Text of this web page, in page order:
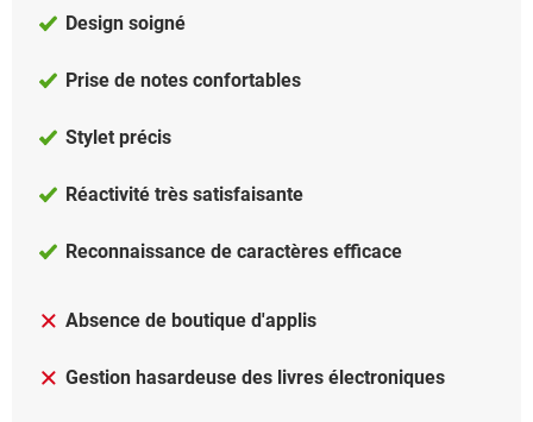
Design soigné
Prise de notes confortables
Stylet précis
Réactivité très satisfaisante
Reconnaissance de caractères efficace
Absence de boutique d'applis
Gestion hasardeuse des livres électroniques